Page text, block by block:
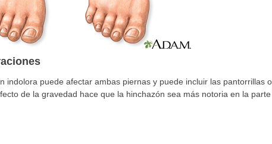
indolora puede afectar ambas piernas y puede incluir las pantorrillas
de la gravedad hace que la hinchazón sea más notoria en la